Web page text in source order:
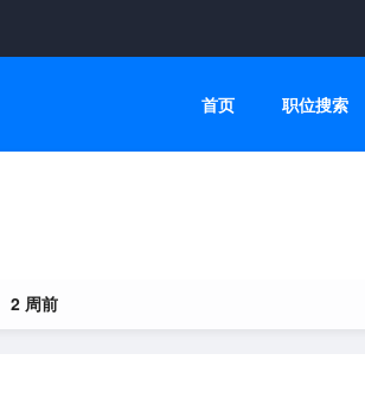
首页 职位搜索
2 周前